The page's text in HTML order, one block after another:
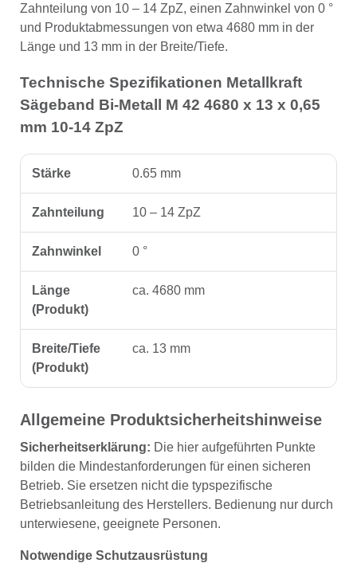
Zahnteilung von 10 – 14 ZpZ, einen Zahnwinkel von 0 °
und Produktabmessungen von etwa 4680 mm in der
Länge und 13 mm in der Breite/Tiefe.
Technische Spezifikationen Metallkraft
Sägeband Bi-Metall M 42 4680 x 13 x 0,65
mm 10-14 ZpZ
Stärke 0.65 mm
Zahnteilung 10 – 14 ZpZ
Zahnwinkel 0 °
Länge
(Produkt)
ca. 4680 mm
Breite/Tiefe
(Produkt)
ca. 13 mm
Allgemeine Produktsicherheitshinweise
Sicherheitserklärung: Die hier aufgeführten Punkte
bilden die Mindestanforderungen für einen sicheren
Betrieb. Sie ersetzen nicht die typspezifische
Betriebsanleitung des Herstellers. Bedienung nur durch
unterwiesene, geeignete Personen.
Notwendige Schutzausrüstung